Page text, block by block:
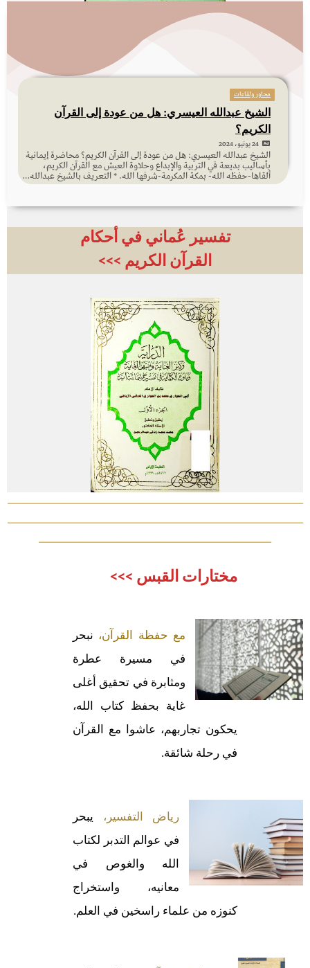
محاور ولقاءات
الشيخ عبدالله العيسري: هل من عودة إلى القرآن
الكريم؟
24 يونيو، 2024
الشيخ عبدالله العيسري: هل من عودة إلى القرآن الكريم؟ محاضرة إيمانية
بأساليب بديعة في التربية والإبداع وحلاوة العيش مع القرآن الكريم،
ألقاها-حفظه الله- بمكة المكرمة-شرفها الله. * التعريف بالشيخ عبدالله…
تفسير عُماني في أحكام
القرآن الكريم >>>
_____________________________________________________________
_____________________________________________________________
________________________________________________
مختارات القبس >>>
مع حفظة القرآن، نبحر
في مسيرة عطرة
ومثابرة في تحقيق أغلى
غاية بحفظ كتاب الله،
يحكون تجاربهم، عاشوا مع القرآن
في رحلة شائقة.
رياض التفسير، يبحر
في عوالم التدبر لكتاب
الله والغوص في
معانيه، واستخراج
كنوزه من علماء راسخين في العلم.